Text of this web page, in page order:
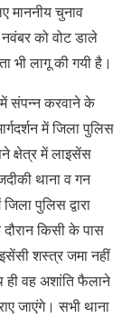
माननीय चुनाव
नवंबर को वोट डाले
भी लागू की गयी है।
में संपन्न करवाने के
में जिला पुलिस
क्षेत्र में लाइसेंस
थाना व गन
पुलिस द्वारा
किसी के पास
शस्त्र जमा नहीं
वह अशांति फैलाने
जाएंगे। सभी थाना